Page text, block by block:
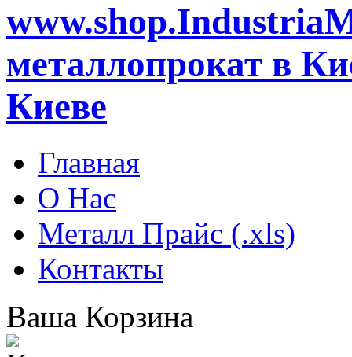
металлопрокат в
Киеве
Главная
О Нас
Металл Прайс (.xls)
Контакты
Ваша Корзина